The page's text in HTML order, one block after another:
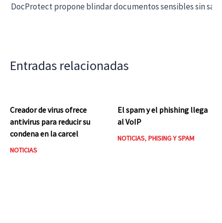
DocProtect propone blindar documentos sensibles sin
Entradas relacionadas
Creador de virus ofrece
antivirus para reducir su
condena en la carcel
NOTICIAS
El spam y el phishing llega
al VoIP
NOTICIAS, PHISING Y SPAM